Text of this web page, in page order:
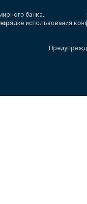
банка.
использования